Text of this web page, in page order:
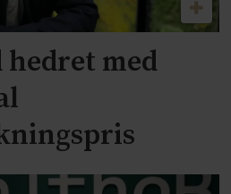
hedret med